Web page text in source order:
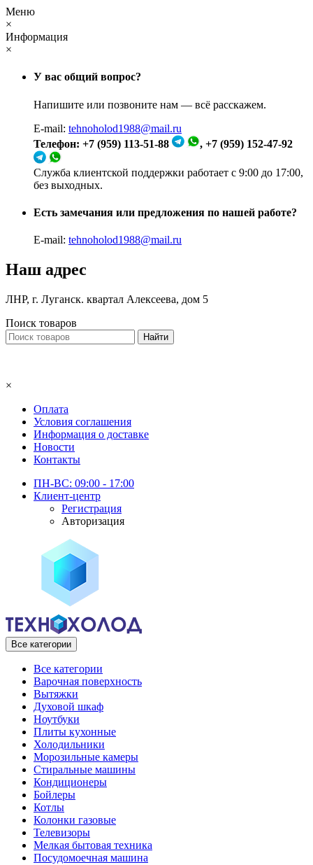
Меню
×
Информация
×
У вас общий вопрос?
Напишите или позвоните нам — всё расскажем.
E-mail: tehnoholod1988@mail.ru
Телефон: +7 (959) 113-51-88
, +7 (959) 152-47-92
Служба клиентской поддержки работает с 9:00 до 17:00,
без выходных.
Есть замечания или предложения по нашей работе?
E-mail: tehnoholod1988@mail.ru
Наш адрес
ЛНР, г. Луганск. квартал Алексеева, дом 5
Поиск товаров
×
Оплата
Условия соглашения
Информация о доставке
Новости
Контакты
ПН-ВС: 09:00 - 17:00
Клиент-центр
Регистрация
Авторизация
Все категории
Все категории
Варочная поверхность
Вытяжки
Духовой шкаф
Ноутбуки
Плиты кухонные
Холодильники
Морозильные камеры
Стиральные машины
Кондиционеры
Бойлеры
Котлы
Колонки газовые
Телевизоры
Мелкая бытовая техника
Посудомоечная машина